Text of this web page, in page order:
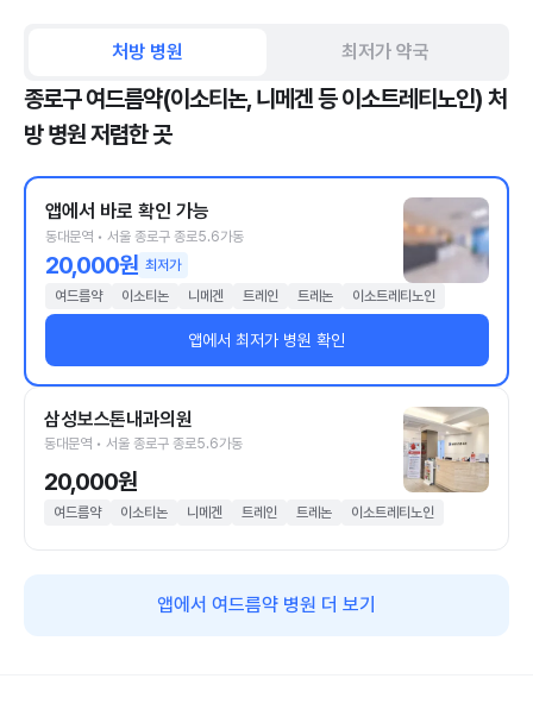
처방 병원 최저가 약국
종로구 여드름약(이소티논, 니메겐 등 이소트레티노인) 처
방 병원 저렴한 곳
앱에서 바로 확인 가능
동대문역 • 서울 종로구 종로5.6가동
20,000원 최저가
여드름약
이소티논 니메겐 트레인 트레논 이소트레티노인
앱에서 최저가 병원 확인
삼성보스톤내과의원
동대문역 • 서울 종로구 종로5.6가동
20,000원
여드름약 이소티논 니메겐 트레인 트레논 이소트레티노인
앱에서 여드름약 병원 더 보기